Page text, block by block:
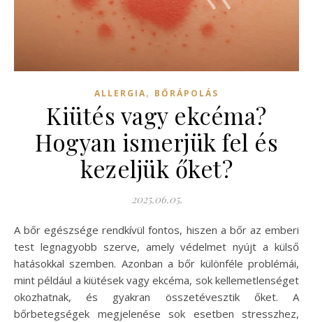
ALLERGIA, BŐRÁPOLÁS
Kiütés vagy ekcéma?
Hogyan ismerjük fel és
kezeljük őket?
2025.06.05.
A bőr egészsége rendkívül fontos, hiszen a bőr az emberi
test legnagyobb szerve, amely védelmet nyújt a külső
hatásokkal szemben. Azonban a bőr különféle problémái,
mint például a kiütések vagy ekcéma, sok kellemetlenséget
okozhatnak, és gyakran összetévesztik őket. A
bőrbetegségek megjelenése sok esetben stresszhez,